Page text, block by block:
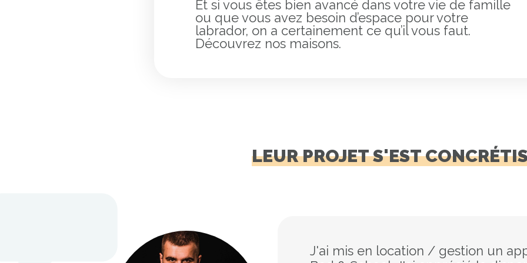
Et si vous êtes bien avancé dans votre vie de famille
ou que vous avez besoin d’espace pour votre
labrador, on a certainement ce qu’il vous faut.
Découvrez nos maisons.
LEUR PROJET S'EST
Contact très professionnel et
J'ai mis en location / gestion un
Très belle agence avec des
Cette agence est très compétente,
Notre première expérience en
Nous avons eu cinq années de
Efficace et a l’écoute mais surtout